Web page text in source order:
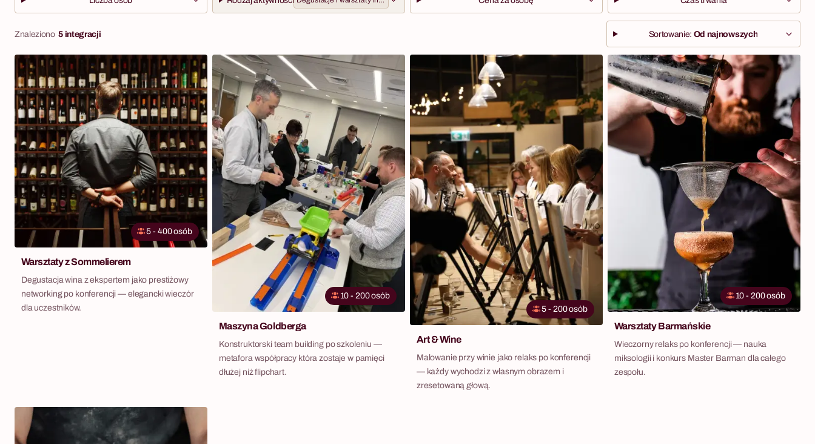
Sortowanie: Od najnowszych
Znaleziono5 integracji
5 - 400 osób
Warsztaty z Sommelierem
Degustacja wina z ekspertem jako prestiżowy
networking po konferencji — elegancki wieczór
dla uczestników.
10 - 200 osób
Maszyna Goldberga
Konstruktorski team building po szkoleniu —
metafora współpracy która zostaje w pamięci
dłużej niż flipchart.
5 - 200 osób
Art & Wine
Malowanie przy winie jako relaks po konferencji
— każdy wychodzi z własnym obrazem i
zresetowaną głową.
10 - 200 osób
Warsztaty Barmańskie
Wieczorny relaks po konferencji — nauka
miksologii i konkurs Master Barman dla całego
zespołu.